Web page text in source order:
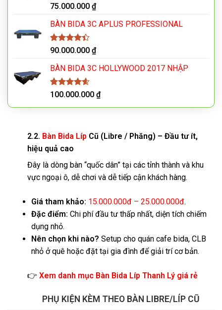
4.41trên
trên
29
đánh
giá
75.000.000 ₫
BÀN BIDA 3C APLUS PROFESSIONAL
4.41trên
trên
32
đánh
giá
90.000.000 ₫
BÀN BIDA 3C HOLLYWOOD 2017 NHẬP
4.56 trên
27
đánh giá
100.000.000 ₫
2.2. Bàn Bida Líp Cũ (Libre / Phăng) – Đầu tư ít,
hiệu quả cao
Đây là dòng bàn “quốc dân” tại các tỉnh thành và khu
vực ngoại ô, dễ chơi và dễ tiếp cận khách hàng.
Giá tham khảo: 15.000.000đ – 25.000.000đ.
Đặc điểm: Chi phí đầu tư thấp nhất, diện tích chiếm
dụng nhỏ.
Nên chọn khi nào? Setup cho quán cafe bida, CLB
nhỏ ở quê hoặc đặt tại gia đình để giải trí cơ bản.
👉 Xem danh mục Bàn Bida Líp Thanh Lý giá rẻ
PHỤ KIỆN KÈM THEO BÀN LIBRE/LÍP CŨ